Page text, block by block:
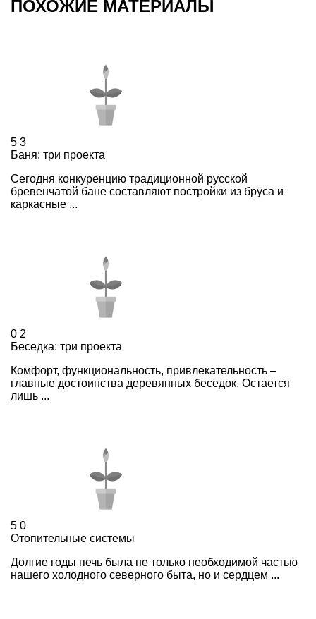
ПОХОЖИЕ МАТЕРИАЛЫ
5 3
Баня: три проекта
Сегодня конкуренцию традиционной русской
бревенчатой бане составляют постройки из бруса и
каркасные ...
0 2
Беседка: три проекта
Комфорт, функциональность, привлекательность –
главные достоинства деревянных беседок. Остается
лишь ...
5 0
Отопительные системы
Долгие годы печь была не только необходимой частью
нашего холодного северного быта, но и сердцем ...